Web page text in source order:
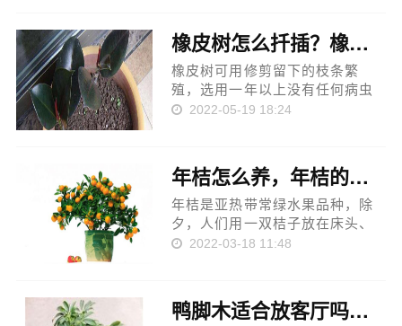
方吧! 杏仁果长在短距上，具有未
成熟的外观。当果实成熟时，它
绿色...
橡皮树怎么扦插？橡皮树扦插方法步骤
橡皮树可用修剪留下的枝条繁
殖，选用一年以上没有任何病虫
害的枝条，还要用肥沃度高的土
就可以了，也可以放入水中，摆
放在散光处理养护，等待半个月
后枝条就...
2022-05-19 18:24
年桔怎么养，年桔的养殖方法
年桔是亚热带常绿水果品种，除
夕，人们用一双桔子放在床头、
桌面，有“大吉大利、吉到运到”的
桔”，也叫“大桔”（大吉）。一下
是小编为大家整理编辑的年桔...
2022-03-18 11:48
鸭脚木适合放客厅吗？放在客厅可改善风水